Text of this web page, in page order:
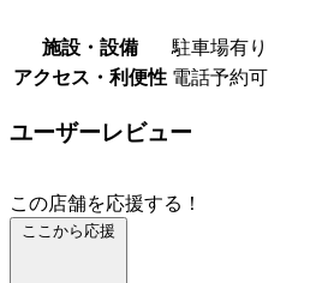
施設・設備
駐車場有り
アクセス・利便性 電話予約可
ユーザーレビュー
この店舗を応援する！
ここから応援